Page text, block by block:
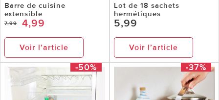
Barre de cuisine
extensible
7,99 4,99
Voir l’article
Lot de 18 sachets
hermétiques
5,99
Voir l’article
-50% -37%